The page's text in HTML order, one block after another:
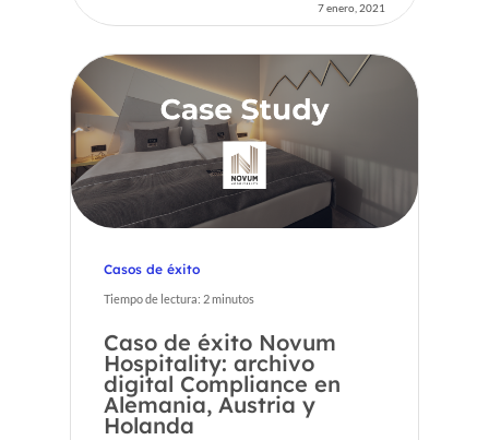
7 enero, 2021
Casos de éxito
Tiempo de lectura: 2minutos
Caso de éxito Novum
Hospitality: archivo
digital Compliance en
Alemania, Austria y
Holanda